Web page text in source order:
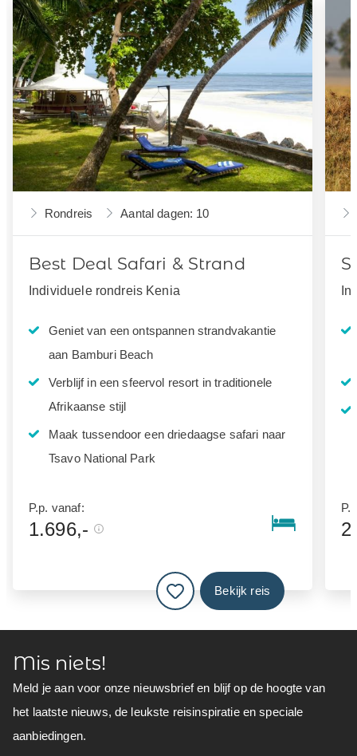
Rondreis Aantal dagen: 10
Best Deal Safari & Strand
Individuele rondreis Kenia
Geniet van een ontspannen strandvakantie
aan Bamburi Beach
Verblijf in een sfeervol resort in traditionele
Afrikaanse stijl
Maak tussendoor een driedaagse safari naar
Tsavo National Park
P.p. vanaf:
1.696,-
Bekijk reis
Mis niets!
Meld je aan voor onze nieuwsbrief en blijf op de hoogte van
het laatste nieuws, de leukste reisinspiratie en speciale
aanbiedingen.